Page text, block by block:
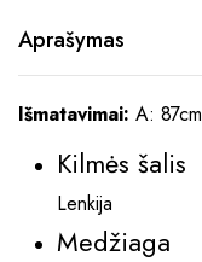
Aprašymas
Išmatavimai: A:
Kilmės šalis
Lenkija
Medžiaga